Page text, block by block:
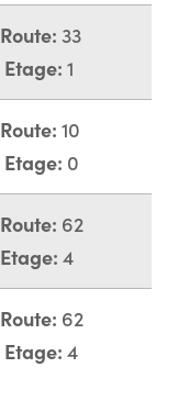
Route: 33
Etage: 1
Route: 10
Etage: 0
Route: 62
Etage: 4
Route: 62
Etage: 4